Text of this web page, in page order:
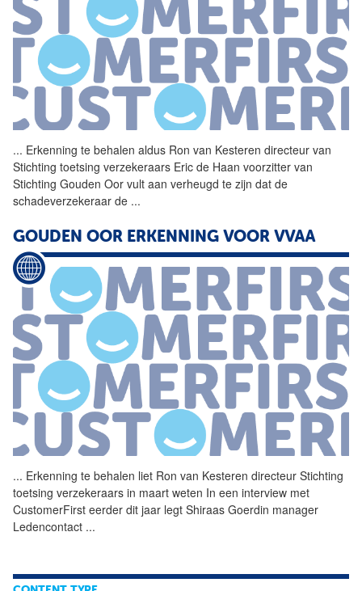
... Erkenning te behalen aldus Ron van Kesteren directeur van
Stichting toetsing verzekeraars Eric de Haan voorzitter van
Stichting Gouden Oor vult aan verheugd te zijn dat de
schadeverzekeraar de ...
GOUDEN OOR ERKENNING VOOR VVAA
... Erkenning te behalen liet Ron van Kesteren directeur Stichting
toetsing verzekeraars in maart weten In een interview met
CustomerFirst eerder dit jaar legt Shiraas Goerdin manager
Ledencontact ...